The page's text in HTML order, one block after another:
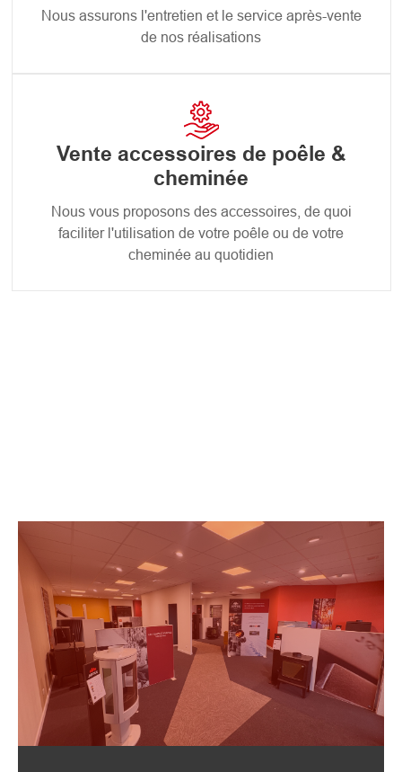
Nous assurons l'entretien et le service après-vente
de nos réalisations
Vente accessoires de poêle &
cheminée
Nous vous proposons des accessoires, de quoi
faciliter l'utilisation de votre poêle ou de votre
cheminée au quotidien